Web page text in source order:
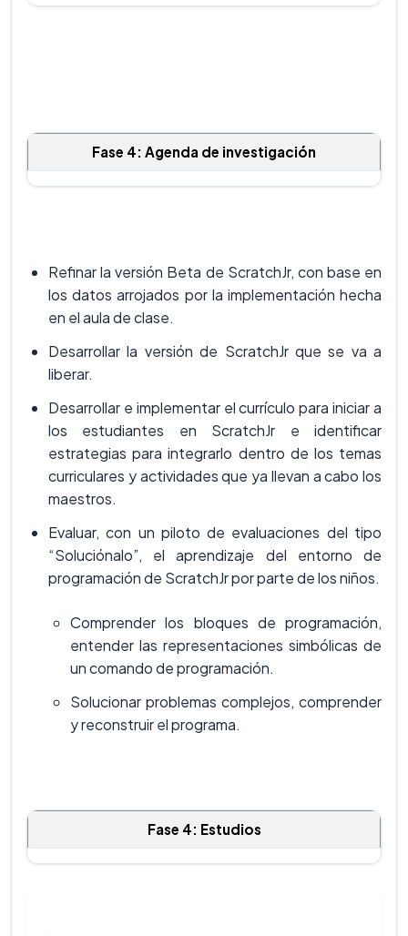
Fase 4: Agenda de investigación
Refinar la versión Beta de ScratchJr, con base en
los datos arrojados por la implementación hecha
en el aula de clase.
Desarrollar la versión de ScratchJr que se va a
liberar.
Desarrollar e implementar el currículo para iniciar a
los estudiantes en ScratchJr e identificar
estrategias para integrarlo dentro de los temas
curriculares y actividades que ya llevan a cabo los
maestros.
Evaluar, con un piloto de evaluaciones del tipo
“Soluciónalo”, el aprendizaje del entorno de
programación de ScratchJr por parte de los niños.
Comprender los bloques de programación,
entender las representaciones simbólicas de
un comando de programación.
Solucionar problemas complejos, comprender
y reconstruir el programa.
Fase 4: Estudios